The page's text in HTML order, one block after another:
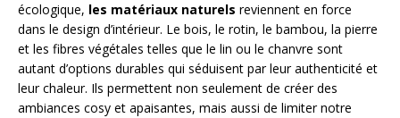
écologique, les matériaux naturels reviennent en force
dans le design d’intérieur. Le bois, le rotin, le bambou, la pierre
et les fibres végétales telles que le lin ou le chanvre sont
autant d’options durables qui séduisent par leur authenticité et
leur chaleur. Ils permettent non seulement de créer des
ambiances cosy et apaisantes, mais aussi de limiter notre